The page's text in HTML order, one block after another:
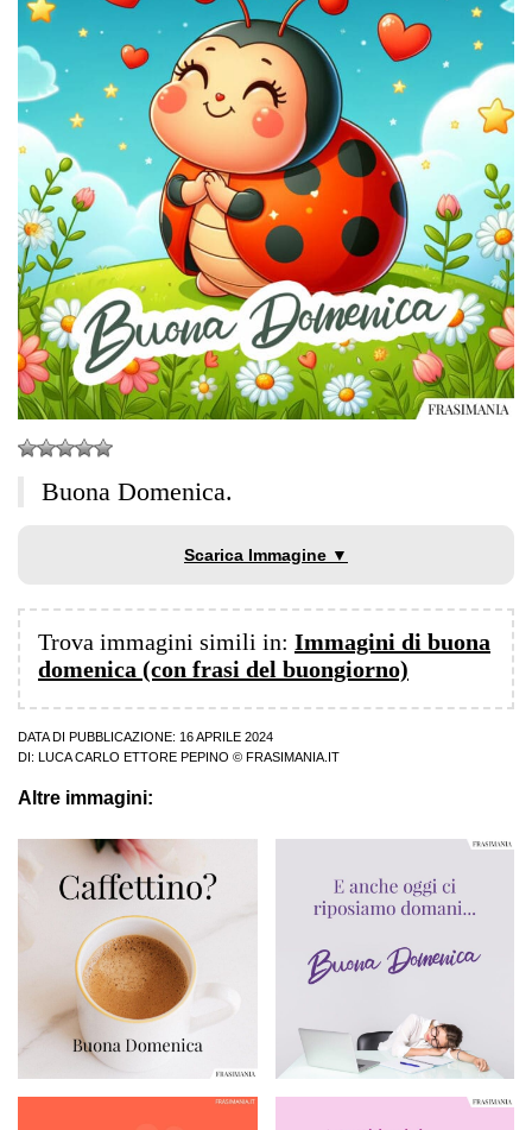
Buona Domenica.
Scarica Immagine ▼
Trova immagini simili in: Immagini di buona
domenica (con frasi del buongiorno)
DATA DI PUBBLICAZIONE: 16 APRILE 2024
DI:
LUCA CARLO ETTORE PEPINO © FRASIMANIA.IT
Altre immagini: